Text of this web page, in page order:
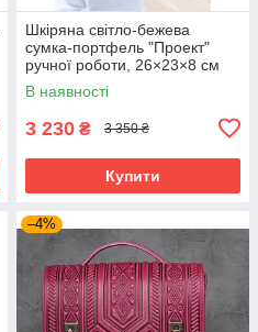
Шкіряна світло-бежева
сумка‑портфель "Проект"
ручної роботи, 26×23×8 см
В наявності
3 230 ₴ 3 350 ₴
Купити
–4%